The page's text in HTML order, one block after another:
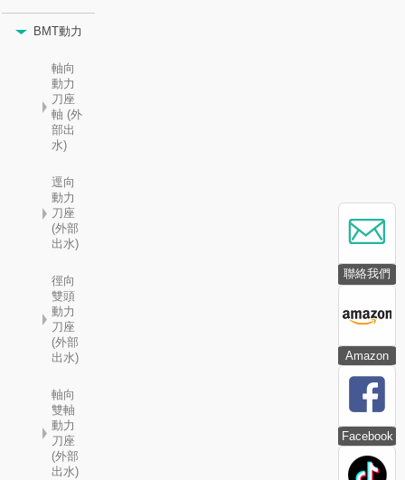
聯絡我們
Amazon
Facebook
BMT動力
軸向
動力
刀座
軸 (外
部出
水)
逕向
動力
刀座
(外部
出水)
徑向
雙頭
動力
刀座
(外部
出水)
軸向
雙軸
動力
刀座
(外部
出水)